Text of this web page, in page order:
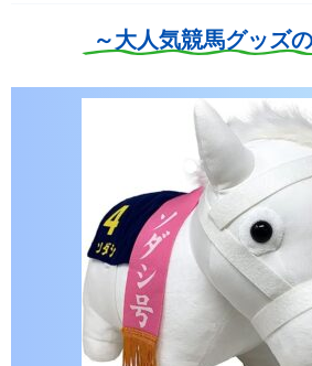
～大人気競馬グッズ